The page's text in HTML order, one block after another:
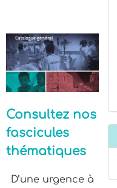
Consultez nos
fascicules
thématiques
D’une urgence à